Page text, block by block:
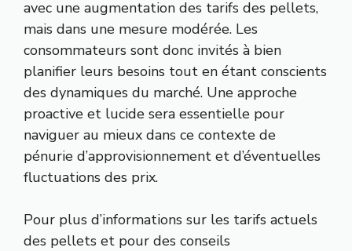
avec une augmentation des tarifs des pellets,
mais dans une mesure modérée. Les
consommateurs sont donc invités à bien
planifier leurs besoins tout en étant conscients
des dynamiques du marché. Une approche
proactive et lucide sera essentielle pour
naviguer au mieux dans ce contexte de
pénurie d’approvisionnement et d’éventuelles
fluctuations des prix.
Pour plus d’informations sur les tarifs actuels
des pellets et pour des conseils